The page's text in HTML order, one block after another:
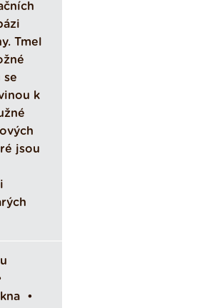
Tmel
se
k
jsou
•